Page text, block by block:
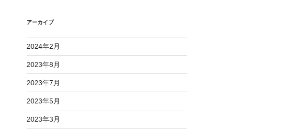
アーカイブ
2024年2月
2023年8月
2023年7月
2023年5月
2023年3月